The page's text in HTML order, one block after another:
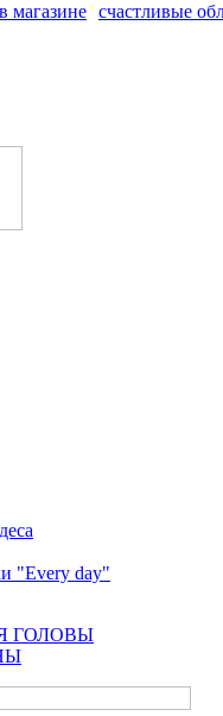
магазине счастливые
"Every day"
ГОЛОВЫ